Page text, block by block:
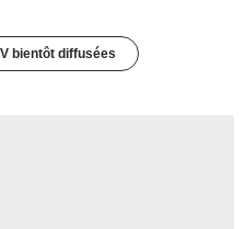
bientôt diffusées